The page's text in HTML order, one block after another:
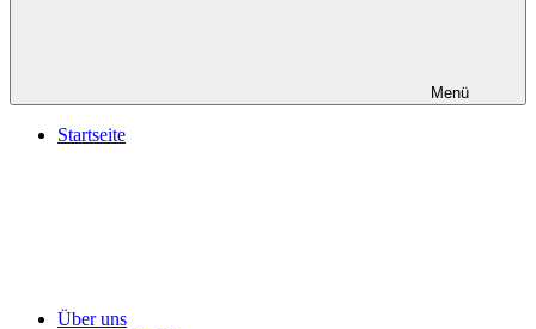
Menü
Startseite
Über uns